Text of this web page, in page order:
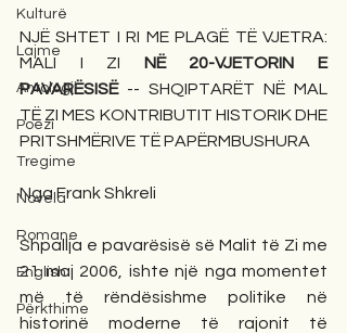
Kulturë
Lajme
Antologji
Poezi
Tregime
Novela
Romane
English
Përkthime
NJË SHTET I RI ME PLAGË TË VJETRA:
MALI I ZI NË 20-VJETORIN E
PAVARËSISË -- SHQIPTARËT NË MAL
TË ZI MES KONTRIBUTIT HISTORIK DHE
PRITSHMËRIVE TË PAPËRMBUSHURA
Nga Frank Shkreli
Shpallja e pavarësisë së Malit të Zi me
21 maj 2006, ishte një nga momentet
më të rëndësishme politike në
historinë moderne të rajonit të